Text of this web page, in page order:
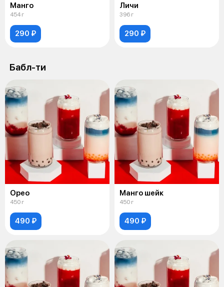
Манго
454 г
290 ₽
Личи
396 г
290 ₽
Бабл-ти
Орео
450 г
490 ₽
Манго шейк
450 г
490 ₽